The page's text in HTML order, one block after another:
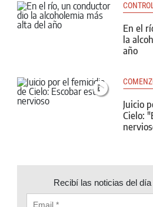
En el
la
año
Juicio
Cielo:
Recibí las noticias del